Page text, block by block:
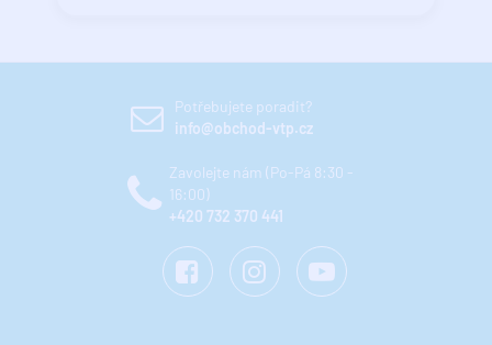
Potřebujete poradit?
info@obchod-vtp.cz
Zavolejte nám (Po-Pá 8:30 -
16:00)
+420 732 370 441